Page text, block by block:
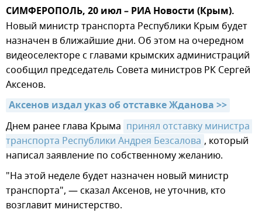
СИМФЕРОПОЛЬ, 20 июл – РИА Новости (Крым).
Новый министр транспорта Республики Крым будет
назначен в ближайшие дни. Об этом на очередном
видеоселекторе с главами крымских администраций
сообщил председатель Совета министров РК Сергей
Аксенов.
Аксенов издал указ об отставке Жданова >>
Днем ранее глава Крыма принял отставку министра
транспорта Республики Андрея Безсалова , который
написал заявление по собственному желанию.
"На этой неделе будет назначен новый министр
транспорта", — сказал Аксенов, не уточнив, кто
возглавит министерство.